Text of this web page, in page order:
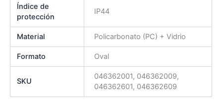
Índice de
protección
IP44
Material Policarbonato (PC) + Vidrio
Formato Oval
SKU
046362001, 046362009,
046362601, 046362609